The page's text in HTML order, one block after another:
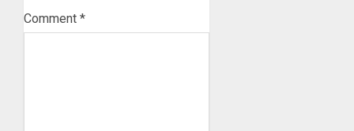
Comment *